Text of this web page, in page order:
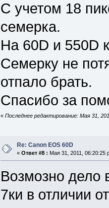
C учетом 18
семерка.
На 60D и 550D
Семерку не
отпало брать.
Спасибо за
«Последнее редактирование: Мая 31,
Re: Canon EOS 60D
« Ответ #8 : Мая 31, 2011, 06:20:25
Возмозно дело
7ки в отличии